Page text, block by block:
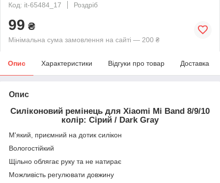
Код: it-65484_17
Роздріб
99 ₴
Мінімальна сума замовлення на сайті — 200 ₴
Опис Характеристики Відгуки про товар Доставка
Опис
Силіконовий ремінець для Xiaomi Mi Band 8/9/10
колір: Сірий / Dark Gray
М'який, приємний на дотик силікон
Вологостійкий
Щільно облягає руку та не натирає
Можливість регулювати довжину